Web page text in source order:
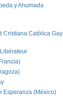
y Ahumada
Cristiana Católica Gay
Esperanza (México)